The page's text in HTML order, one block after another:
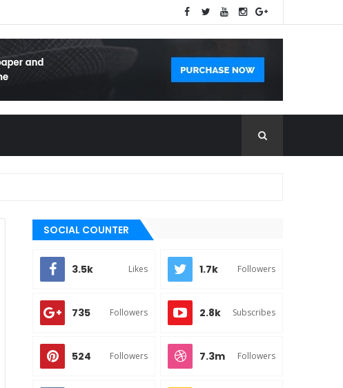
SOCIAL COUNTER
3.5k Likes 1.7k Followers
735 Followers 2.8k Subscribes
524 Followers 7.3m Followers